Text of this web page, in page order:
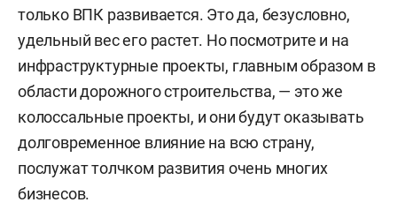
только ВПК развивается. Это да, безусловно,
удельный вес его растет. Но посмотрите и на
инфраструктурные проекты, главным образом в
области дорожного строительства, — это же
колоссальные проекты, и они будут оказывать
долговременное влияние на всю страну,
послужат толчком развития очень многих
бизнесов.